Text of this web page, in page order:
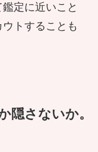
解決した
コロナ禍
計とは
せずに神
た話 ウ
ィクショ
定に近いこと
トすることも
隠さないか。